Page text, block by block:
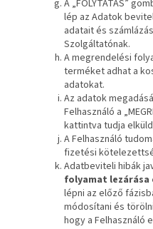
A „FOLYTATÁS”
lép az Adatok
adatait és
Szolgáltatónak.
A megrendelési
terméket adhat a
adatokat.
Az adatok
Felhasználó a
kattintva tudja
A Felhasználó
fizetési
Adatbeviteli hibák
folyamat
lépni az előző
módosítani és
hogy a Felhasználó